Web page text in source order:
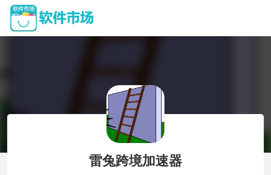
雷兔跨境加速器